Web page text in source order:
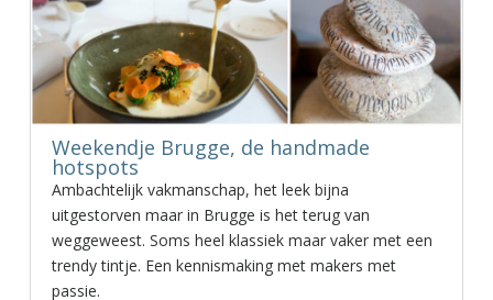
Weekendje Brugge, de handmade
hotspots
Ambachtelijk vakmanschap, het leek bijna
uitgestorven maar in Brugge is het terug van
weggeweest. Soms heel klassiek maar vaker met een
trendy tintje. Een kennismaking met makers met
passie.